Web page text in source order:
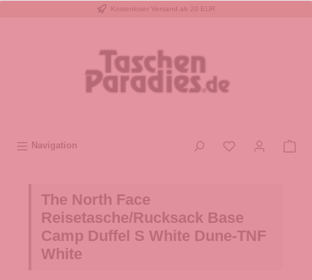
Kostenloser Versand ab 20 EUR
Navigation
The North Face
Reisetasche/Rucksack Base
Camp Duffel S White Dune-TNF
White